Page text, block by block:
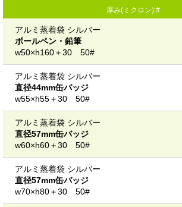
厚み(ミクロン):#
アルミ蒸着袋 シルバー
ボールペン・鉛筆
w50×h160＋30 50#
アルミ蒸着袋 シルバー
直径44mm缶バッジ
w55×h55＋30 50#
アルミ蒸着袋 シルバー
直径57mm缶バッジ
w60×h60＋30 50#
アルミ蒸着袋 シルバー
直径57mm缶バッジ
w70×h80＋30 50#